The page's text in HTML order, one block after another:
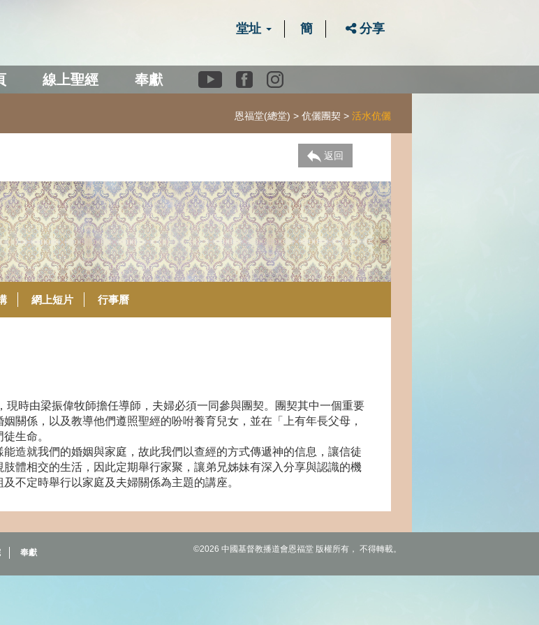
堂址 簡 分享
線上聖經 奉獻
YoutubeFacebook
恩福堂(總堂) 伉儷團契 活水伉儷
返回
網上短片 行事曆
，現時由梁振偉牧師擔任導師， 夫婦必須一同參與團契。團契其中一個重要
關係，以及教導他們遵照聖經的吩咐養育兒女，並在「上有年長父母，
生命。
造就我們的婚姻與家庭，故此我們以查經的方式傳遞神的信息，讓信徒
體相交的生活，因此定期舉行家聚，讓弟兄姊妹有深入分享與認識的機
及不定時舉行以家庭及夫婦關係為主題的講座。
奉獻 ©2026 中國基督教播道會恩福堂 版權所有， 不得轉載。